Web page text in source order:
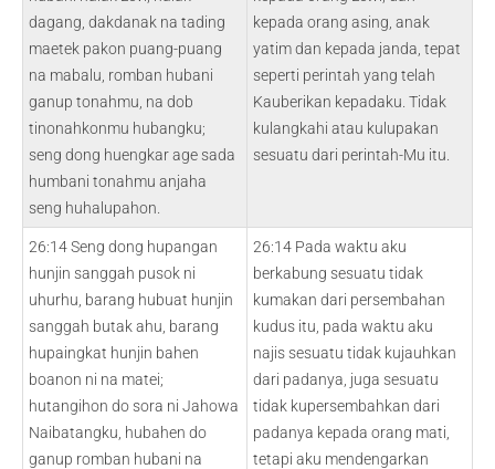
dagang, dakdanak na tading
maetek pakon puang-puang
na mabalu, romban hubani
ganup tonahmu, na dob
tinonahkonmu hubangku;
seng dong huengkar age sada
humbani tonahmu anjaha
seng huhalupahon.
kepada orang asing, anak
yatim dan kepada janda, tepat
seperti perintah yang telah
Kauberikan kepadaku. Tidak
kulangkahi atau kulupakan
sesuatu dari perintah-Mu itu.
26:14 Seng dong hupangan
hunjin sanggah pusok ni
uhurhu, barang hubuat hunjin
sanggah butak ahu, barang
hupaingkat hunjin bahen
boanon ni na matei;
hutangihon do sora ni Jahowa
Naibatangku, hubahen do
ganup romban hubani na
26:14 Pada waktu aku
berkabung sesuatu tidak
kumakan dari persembahan
kudus itu, pada waktu aku
najis sesuatu tidak kujauhkan
dari padanya, juga sesuatu
tidak kupersembahkan dari
padanya kepada orang mati,
tetapi aku mendengarkan